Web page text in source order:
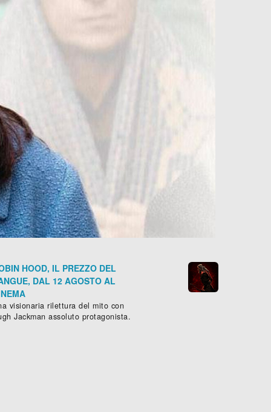
HOOD, IL PREZZO DEL
DAL 12 AGOSTO AL
visionaria rilettura del mito con
Jackman assoluto protagonista.